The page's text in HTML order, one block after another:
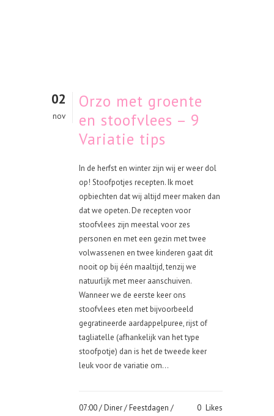
02
nov
Orzo met groente
en stoofvlees – 9
Variatie tips
In de herfst en winter zijn wij er weer dol
op! Stoofpotjes recepten. Ik moet
opbiechten dat wij altijd meer maken dan
dat we opeten. De recepten voor
stoofvlees zijn meestal voor zes
personen en met een gezin met twee
volwassenen en twee kinderen gaat dit
nooit op bij één maaltijd, tenzij we
natuurlijk met meer aanschuiven.
Wanneer we de eerste keer ons
stoofvlees eten met bijvoorbeeld
gegratineerde aardappelpuree, rijst of
tagliatelle (afhankelijk van het type
stoofpotje) dan is het de tweede keer
leuk voor de variatie om...
07:00 /Diner/Feestdagen /
0 Likes